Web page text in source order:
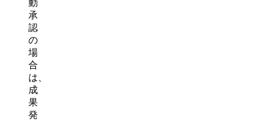
動
承
認
の
場
合
は、
成
果
発